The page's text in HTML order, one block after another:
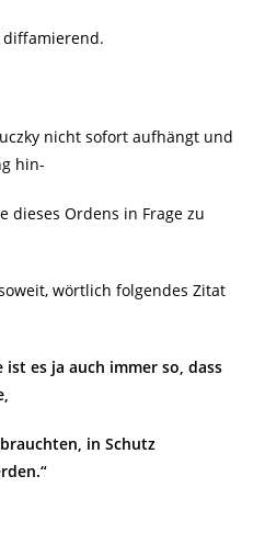
nicht sofort aufhängt und
hin-
dieses Ordens in Frage zu
wörtlich folgendes Zitat
es ja auch immer so, dass
in Schutz